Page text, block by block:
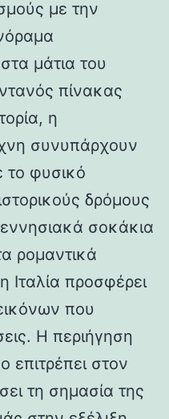
με την
μάτια του
πίνακας
η
συνυπάρχουν
το φυσικό
δρόμους
σοκάκια
ρομαντικά
Ιταλία προσφέρει
που
Η περιήγηση
επιτρέπει στον
τη σημασία της